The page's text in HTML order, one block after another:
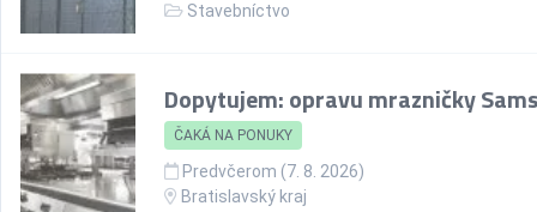
Stavebníctvo
Dopytujem: opravu mrazničky
ČAKÁ NA PONUKY
Predvčerom (7. 8. 2026)
Bratislavský kraj